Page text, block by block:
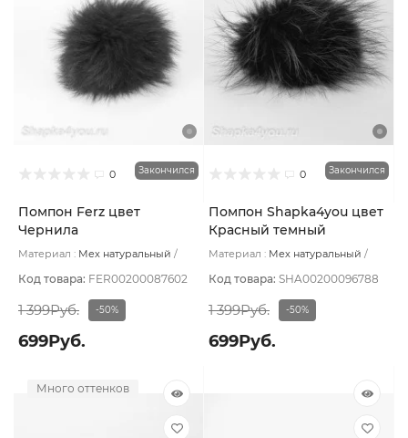
0 Закончился
Помпон Ferz цвет
Чернила
Материал : Мех натуральный
Код товара: FER00200087602
1 399Руб. -50%
699Руб.
0 Закончился
Помпон Shapka4you цвет
Красный темный
Материал : Мех натуральный
Код товара: SHA00200096788
1 399Руб. -50%
699Руб.
Много оттенков